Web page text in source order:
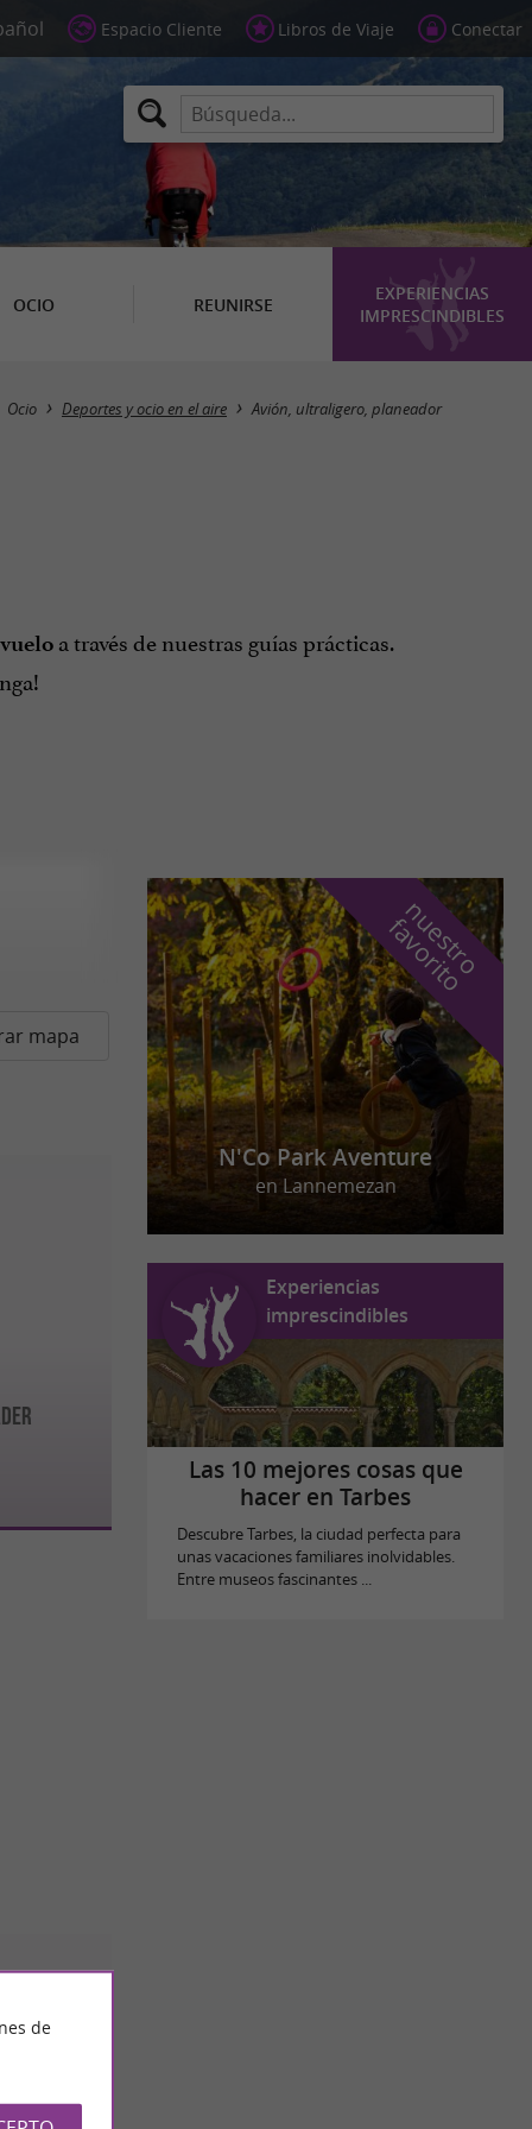
Espacio Cliente Libros de Viaje Conectar
OCIO REUNIRSE
EXPERIENCIAS
IMPRESCINDIBLES
Masquer la carte
Ocio Deportes y ocio en el aire Avión, ultraligero, planeador
vuelo a través de nuestras guías prácticas.
mapa
n
u
e
s
t
r
o
f
a
v
o
r
i
t
o
N'Co Park Aventure
en Lannemezan
Experiencias
imprescindibles
Las 10 mejores cosas que
hacer en Tarbes
Descubre Tarbes, la ciudad perfecta para
unas vacaciones familiares inolvidables.
Entre museos fascinantes ...
de